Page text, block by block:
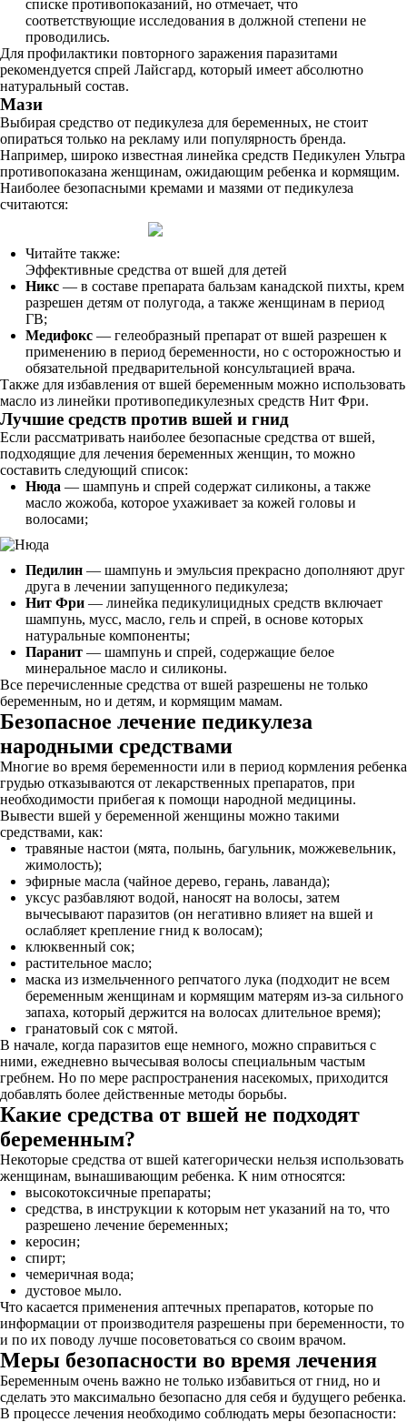
списке противопоказаний, но отмечает, что
соответствующие исследования в должной степени не
проводились.
Для профилактики повторного заражения паразитами
рекомендуется спрей Лайсгард, который имеет абсолютно
натуральный состав.
Мази
Выбирая средство от педикулеза для беременных, не стоит
опираться только на рекламу или популярность бренда.
Например, широко известная линейка средств Педикулен Ультра
противопоказана женщинам, ожидающим ребенка и кормящим.
Наиболее безопасными кремами и мазями от педикулеза
считаются:
Читайте также:
Эффективные средства от вшей для детей
Никс — в составе препарата бальзам канадской пихты, крем
разрешен детям от полугода, а также женщинам в период
ГВ;
Медифокс — гелеобразный препарат от вшей разрешен к
применению в период беременности, но с осторожностью и
обязательной предварительной консультацией врача.
Также для избавления от вшей беременным можно использовать
масло из линейки противопедикулезных средств Нит Фри.
Лучшие средств против вшей и гнид
Если рассматривать наиболее безопасные средства от вшей,
подходящие для лечения беременных женщин, то можно
составить следующий список:
Нюда — шампунь и спрей содержат силиконы, а также
масло жожоба, которое ухаживает за кожей головы и
волосами;
Педилин — шампунь и эмульсия прекрасно дополняют друг
друга в лечении запущенного педикулеза;
Нит Фри — линейка педикулицидных средств включает
шампунь, мусс, масло, гель и спрей, в основе которых
натуральные компоненты;
Паранит — шампунь и спрей, содержащие белое
минеральное масло и силиконы.
Все перечисленные средства от вшей разрешены не только
беременным, но и детям, и кормящим мамам.
Безопасное лечение педикулеза
народными средствами
Многие во время беременности или в период кормления ребенка
грудью отказываются от лекарственных препаратов, при
необходимости прибегая к помощи народной медицины.
Вывести вшей у беременной женщины можно такими
средствами, как:
травяные настои (мята, полынь, багульник, можжевельник,
жимолость);
эфирные масла (чайное дерево, герань, лаванда);
уксус разбавляют водой, наносят на волосы, затем
вычесывают паразитов (он негативно влияет на вшей и
ослабляет крепление гнид к волосам);
клюквенный сок;
растительное масло;
маска из измельченного репчатого лука (подходит не всем
беременным женщинам и кормящим матерям из-за сильного
запаха, который держится на волосах длительное время);
гранатовый сок с мятой.
В начале, когда паразитов еще немного, можно справиться с
ними, ежедневно вычесывая волосы специальным частым
гребнем. Но по мере распространения насекомых, приходится
добавлять более действенные методы борьбы.
Какие средства от вшей не подходят
беременным?
Некоторые средства от вшей категорически нельзя использовать
женщинам, вынашивающим ребенка. К ним относятся:
высокотоксичные препараты;
средства, в инструкции к которым нет указаний на то, что
разрешено лечение беременных;
керосин;
спирт;
чемеричная вода;
дустовое мыло.
Что касается применения аптечных препаратов, которые по
информации от производителя разрешены при беременности, то
и по их поводу лучше посоветоваться со своим врачом.
Меры безопасности во время лечения
Беременным очень важно не только избавиться от гнид, но и
сделать это максимально безопасно для себя и будущего ребенка.
В процессе лечения необходимо соблюдать меры безопасности: